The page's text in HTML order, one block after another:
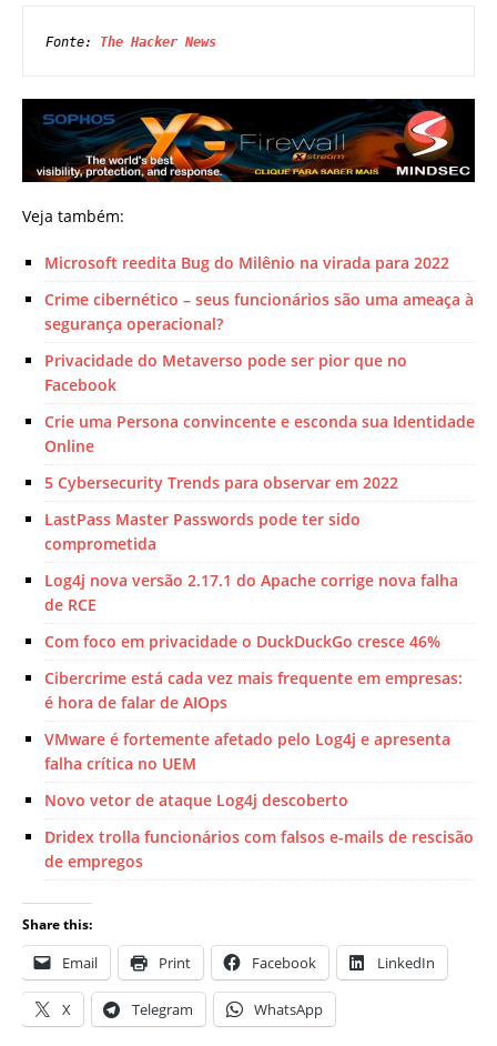
Fonte: The Hacker News
Veja também:
Microsoft reedita Bug do Milênio na virada para 2022
Crime cibernético – seus funcionários são uma ameaça à
segurança operacional?
Privacidade do Metaverso pode ser pior que no
Facebook
Crie uma Persona convincente e esconda sua Identidade
Online
5 Cybersecurity Trends para observar em 2022
LastPass Master Passwords pode ter sido
comprometida
Log4j nova versão 2.17.1 do Apache corrige nova falha
de RCE
Com foco em privacidade o DuckDuckGo cresce 46%
Cibercrime está cada vez mais frequente em empresas:
é hora de falar de AIOps
VMware é fortemente afetado pelo Log4j e apresenta
falha crítica no UEM
Novo vetor de ataque Log4j descoberto
Dridex trolla funcionários com falsos e-mails de rescisão
de empregos
Share this:
Email Print Facebook LinkedIn
X Telegram WhatsApp